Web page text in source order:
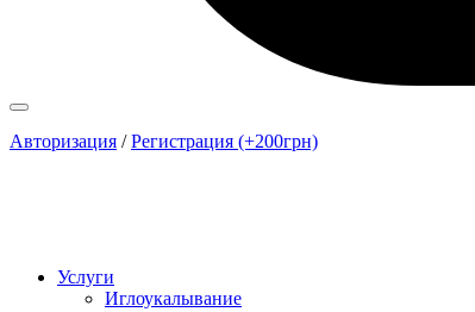
Авторизация /Регистрация (+200грн)
Услуги
Иглоукалывание